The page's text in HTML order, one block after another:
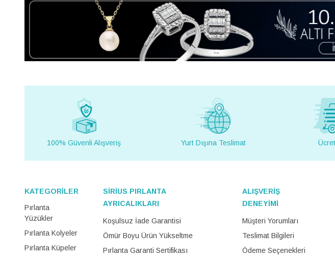
100% Güvenli Alışveriş Yurt Dışına Teslimat
KATEGORİLER
Pırlanta
Yüzükler
Pırlanta Kolyeler
Pırlanta Küpeler
SİRİUS PIRLANTA
AYRICALIKLARI
Koşulsuz İade Garantisi
Ömür Boyu Ürün Yükseltme
Pırlanta Garanti Sertifikası
ALIŞVERİŞ
DENEYİMİ
Müşteri Yorumları
Teslimat Bilgileri
Ödeme Seçenekleri